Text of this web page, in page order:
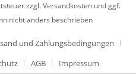
zzgl.Versandkosten und ggf.
nicht anders beschrieben
und Zahlungsbedingungen
AGB Impressum